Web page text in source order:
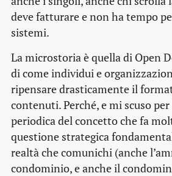
deve fatturare e non ha tempo
sistemi.
La microstoria è quella di Open
di come individui e
ripensare drasticamente il
contenuti. Perché, e mi scuso
periodica del concetto che fa
questione strategica
realtà che comunichi (anche
condominio, e anche il